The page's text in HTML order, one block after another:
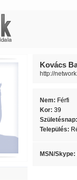
Kovács
http://
Nem: Férfi
Kor: 39
Születésnap:
Település:
MSN/Skype: